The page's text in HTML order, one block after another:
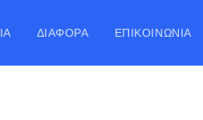
ΔΙΆΦΟΡΑ ΕΠΙΚΟΙΝΩΝΊΑ